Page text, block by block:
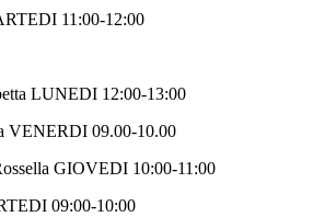
11:00-12:00
LUNEDI 12:00-13:00
VENERDI 09.00-10.00
GIOVEDI 10:00-11:00
09:00-10:00